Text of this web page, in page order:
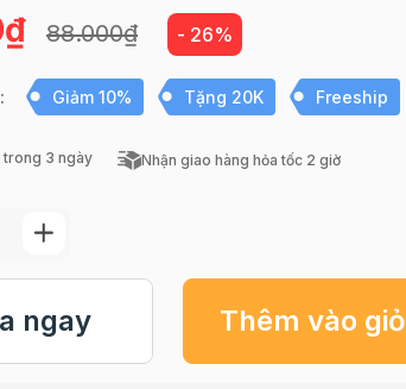
88.000₫ - 26%
Giảm 10% Tặng 20K Freeship
3 ngày Nhận giao hàng hỏa tốc 2 giờ
ngay Thêm vào giỏ